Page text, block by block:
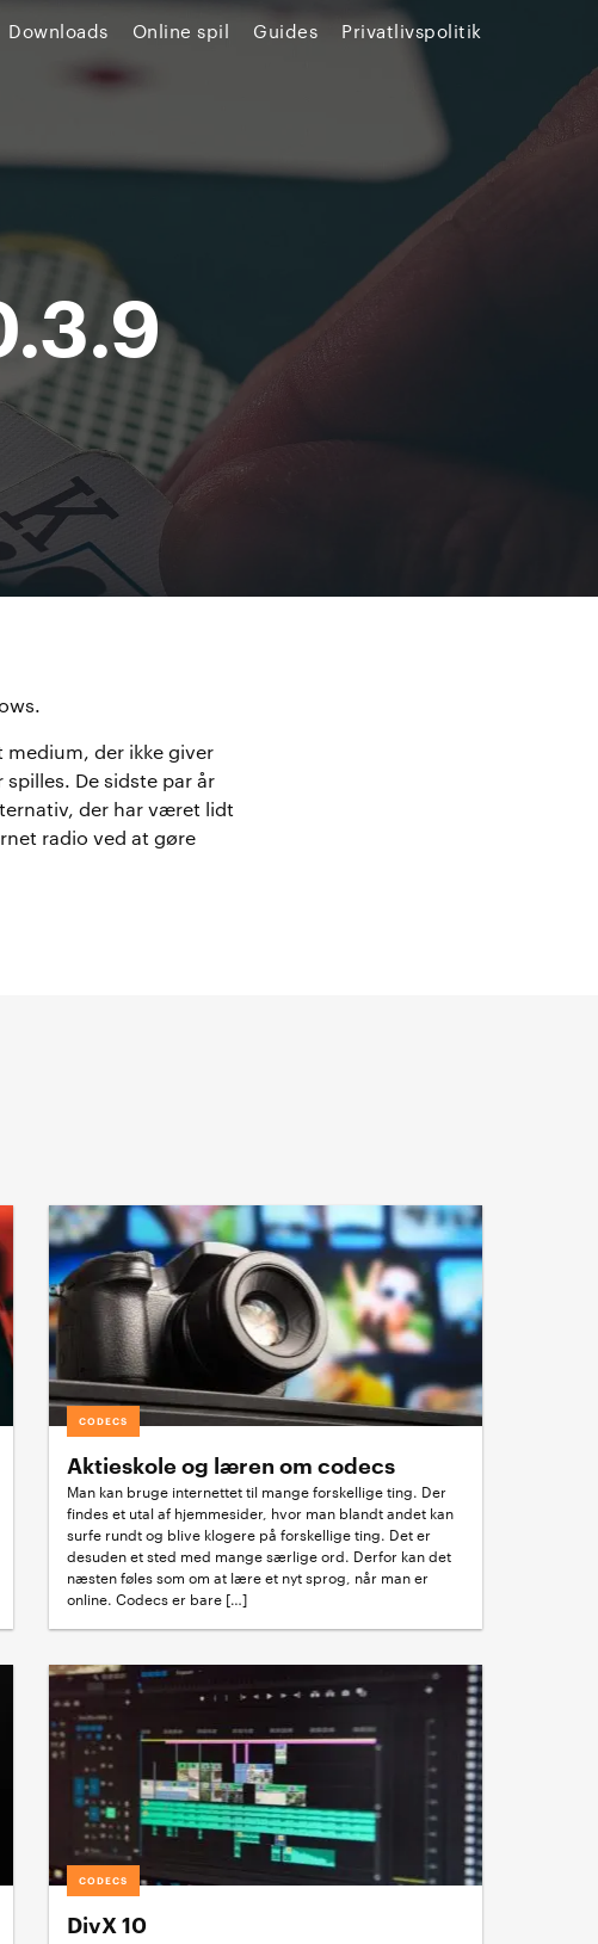
Downloads Online spil Guides Privatlivspolitik
medium, der ikke giver
De sidste par år
der har været lidt
radio ved at gøre
CODECS
Aktieskole og læren om codecs
Man kan bruge internettet til mange forskellige ting. Der
findes et utal af hjemmesider, hvor man blandt andet kan
surfe rundt og blive klogere på forskellige ting. Det er
desuden et sted med mange særlige ord. Derfor kan det
næsten føles som om at lære et nyt sprog, når man er
online. Codecs er bare […]
CODECS
DivX 10